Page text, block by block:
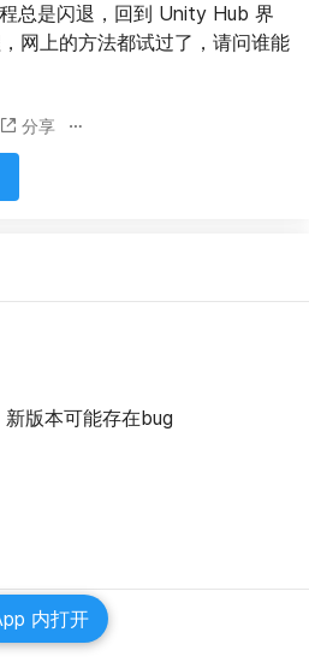
总是闪退，回到 Unity Hub 界
网上的方法都试过了，请问谁能
分享
版本可能存在bug
内打开